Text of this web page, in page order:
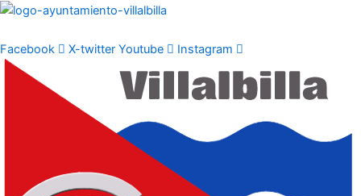
Ir
contenido
Facebook X-twitter Youtube Instagram